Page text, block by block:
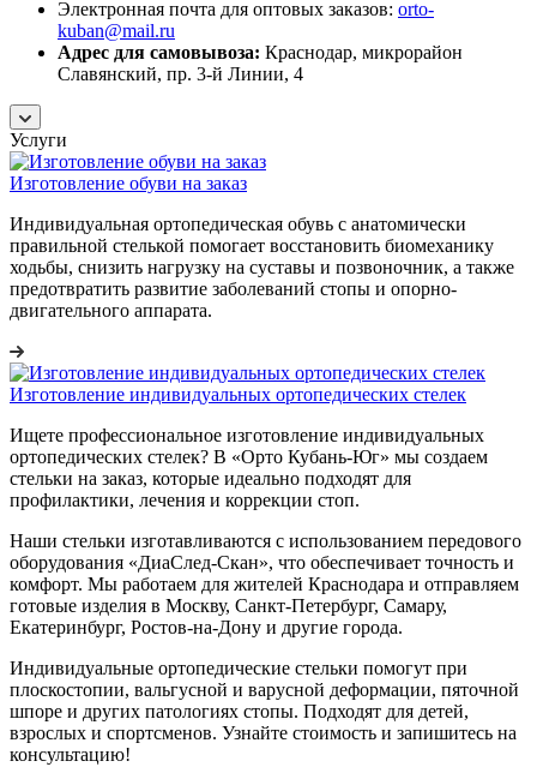
Электронная почта для оптовых заказов: orto-
kuban@mail.ru
Адрес для самовывоза: Краснодар, микрорайон
Славянский, пр. 3-й Линии, 4
Услуги
Изготовление обуви на заказ
Индивидуальная ортопедическая обувь с анатомически
правильной стелькой помогает восстановить биомеханику
ходьбы, снизить нагрузку на суставы и позвоночник, а также
предотвратить развитие заболеваний стопы и опорно-
двигательного аппарата.
Изготовление индивидуальных ортопедических стелек
Ищете профессиональное изготовление индивидуальных
ортопедических стелек? В «Орто Кубань-Юг» мы создаем
стельки на заказ, которые идеально подходят для
профилактики, лечения и коррекции стоп.
Наши стельки изготавливаются с использованием передового
оборудования «ДиаСлед-Скан», что обеспечивает точность и
комфорт. Мы работаем для жителей Краснодара и отправляем
готовые изделия в Москву, Санкт-Петербург, Самару,
Екатеринбург, Ростов-на-Дону и другие города.
Индивидуальные ортопедические стельки помогут при
плоскостопии, вальгусной и варусной деформации, пяточной
шпоре и других патологиях стопы. Подходят для детей,
взрослых и спортсменов. Узнайте стоимость и запишитесь на
консультацию!